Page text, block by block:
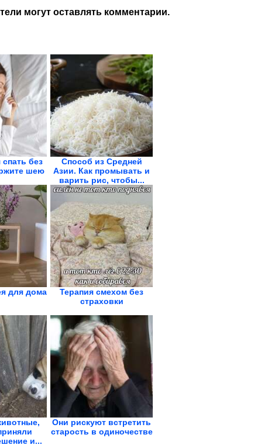
могут оставлять комментарии.
без
шею
Способ из Средней
Азии. Как промывать и
варить рис, чтобы...
для дома
Терапия смехом без
страховки
и...
Они рискуют встретить
старость в одиночестве